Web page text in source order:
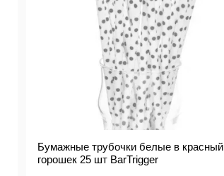
Бумажные трубочки белые в красный
горошек 25 шт BarTrigger